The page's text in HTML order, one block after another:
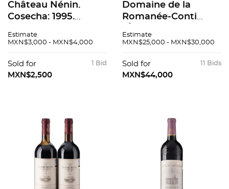
Château Nénin.
Cosecha: 1995.
Nivel: en el cuello. 88
Estimate
MXN$3,000 - MXN$4,000
1 Bid
Sold for
MXN$2,500
Domaine de la
Romanée-Conti
Cru Cosecha: 1995
Francia Nivel: a 3.8
cm 95 / 100
Estimate
MXN$25,000 - MXN$30,000
11 Bids
Sold for
MXN$44,000